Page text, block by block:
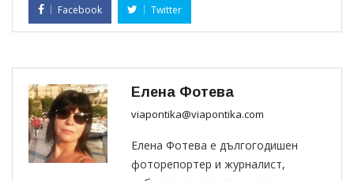
Facebook Twitter
Елена Фотева
viapontika@viapontika.com
Елена Фотева е дългогодишен
фоторепортер и журналист,